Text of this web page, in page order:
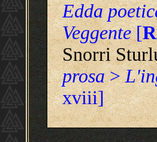
Edda
Veggente[R
Snorri
prosa>
xviii]